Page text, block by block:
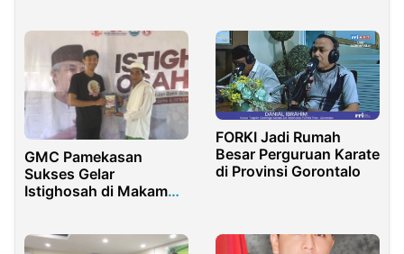
GMC Pamekasan
Sukses Gelar
Istighosah di Makam
FORKI Jadi Rumah
Besar Perguruan Karate
di Provinsi Gorontalo